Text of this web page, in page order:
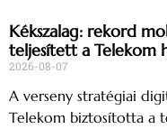
Kékszalag: rekord
teljesített a Telekom
2026-08-07
A verseny stratégiai
Telekom biztosította a